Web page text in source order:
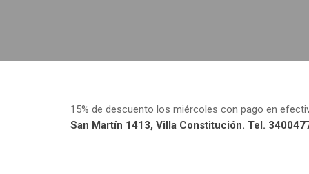
15% de descuento los miércoles con pago en
San Martín 1413, Villa Constitución. Tel.